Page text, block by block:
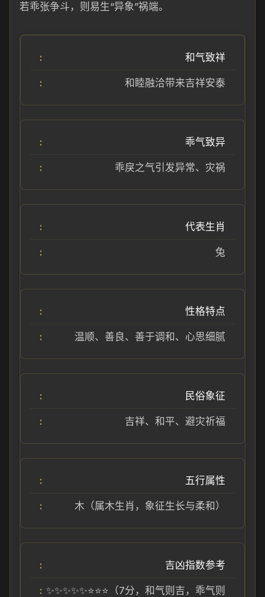
若乖张争斗，则易生“异象”祸端。
和气致祥
和睦融洽带来吉祥安泰
乖气致异
乖戾之气引发异常、灾祸
代表生肖
兔
性格特点
温顺、善良、善于调和、心思细腻
民俗象征
吉祥、和平、避灾祈福
五行属性
木（属木生肖，象征生长与柔和）
吉凶指数参考
✨✨✨✨✨⭐⭐⭐（7分，和气则吉，乖气则